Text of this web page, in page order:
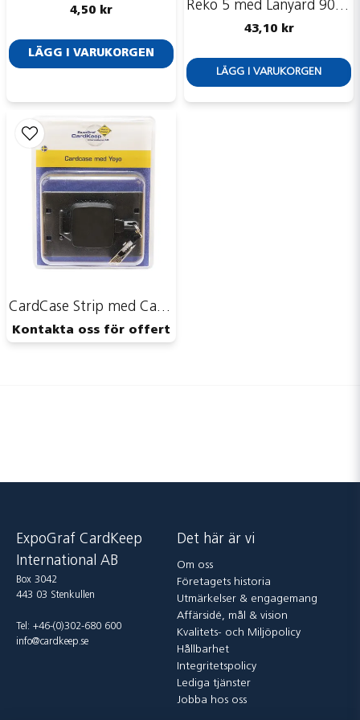
Skicka fråga
4,50 kr
LÄGG I VARUKORGEN
Reko 5 med Lanyard 90 cm
43,10 kr
LÄGG I VARUKORGEN
CardCase Strip med CardKeep Yoyo
Kontakta oss för offert
ExpoGraf CardKeep
International AB
Box 3042
443 03 Stenkullen
Tel: +46-(0)302-680 600
info@cardkeep.se
Det här är vi
Om oss
Företagets historia
Utmärkelser & engagemang
Affärsidé, mål & vision
Kvalitets- och Miljöpolicy
Hållbarhet
Integritetspolicy
Lediga tjänster
Jobba hos oss